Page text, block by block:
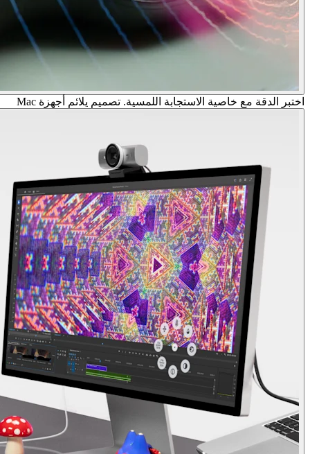
اختبر الدقة مع خاصية الاستجابة اللمسية. تصميم يلائم أجهزة Mac